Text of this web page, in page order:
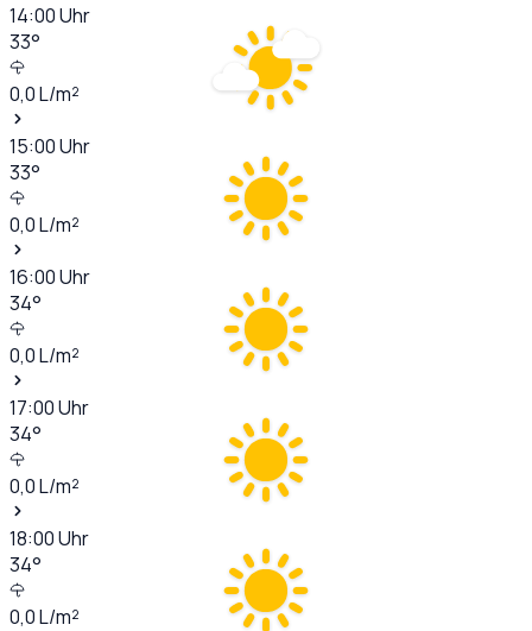
14:00Uhr
33°
0,0L/m²
15:00Uhr
33°
0,0L/m²
16:00Uhr
34°
0,0L/m²
17:00Uhr
34°
0,0L/m²
18:00Uhr
34°
0,0L/m²